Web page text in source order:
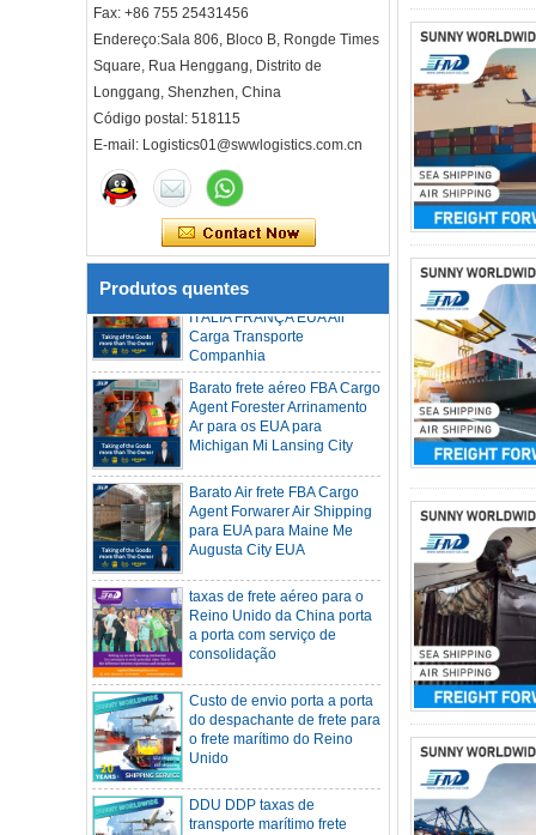
Fax: +86 755 25431456
Endereço:Sala 806, Bloco B, Rongde Times
Square, Rua Henggang, Distrito de
Longgang, Shenzhen, China
Código postal: 518115
E-mail: Logistics01@swwlogistics.com.cn
Produtos quentes
Angeles EUA
Barato frete aéreo FBA Cargo
Agent Forester Ar Transporte
Baton Rouge City
Barato frete aéreo FBA Cargo
Agent Forwarer Ar Transferir
para Mississipi Ms Jackson
City
Porta para a porta Agente
ITÁLIA FRANÇA EUA Air
Companhia
Barato frete aéreo FBA Cargo
Agent Forester Arrinamento
Ar para os EUA para
Michigan Mi Lansing City
Agent Forwarer Air Shipping
para EUA para Maine Me
Augusta City EUA
Reino Unido da China porta
a porta com serviço de
consolidação
do despachante de frete para
o frete marítimo do Reino
Unido
transporte marítimo frete
marítimo porta a porta de
Frete de contêiner SOC 20HQ 40HQ
Navio para Houston Denver de NINGBO
Shanghai CHINA
Hapag-Lloyd anuncia suspensão
abrangente de escalas em três grandes
portos
Os portos asiáticos estão bloqueados, os
cronogramas de embarque estão
atrasados ​​e as taxas de frete das linhas